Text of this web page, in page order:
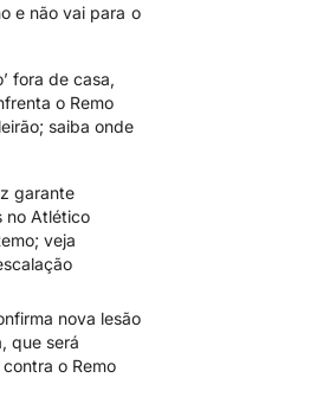
e não vai para o
fora de casa,
o Remo
saiba onde
garante
no Atlético
veja
nova lesão
que será
o Remo